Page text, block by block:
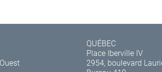
QUÉBEC
Place Iberville IV
2954, boulevard